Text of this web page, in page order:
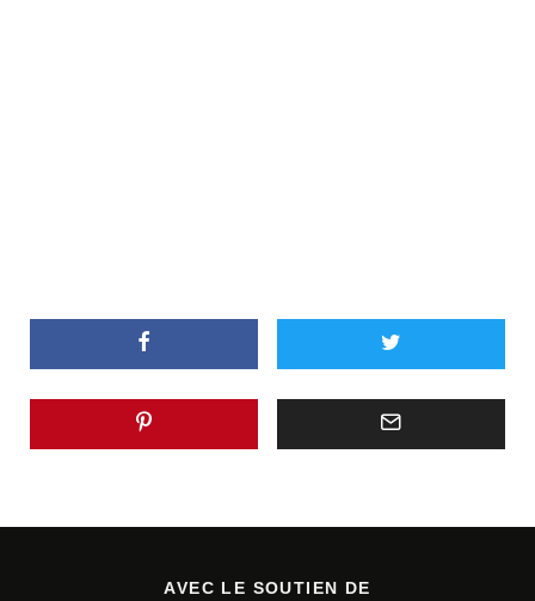
AVEC LE SOUTIEN DE